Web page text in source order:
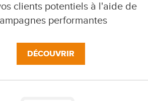
clients potentiels à l'aide de
performantes
DÉCOUVRIR